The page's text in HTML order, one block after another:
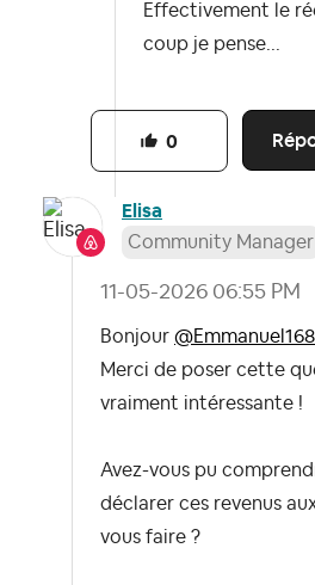
Effectivement le
coup je pense...
0
Elisa
Community Manager
‎11-05-2026 06:55 PM
Bonjour
Merci de poser cette
vraiment intéressante !
Avez-vous pu
déclarer ces revenus
vous faire ?